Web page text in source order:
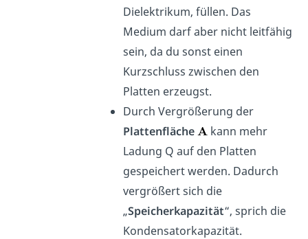
Dielektrikum, füllen. Das
Medium darf aber nicht leitfähig
sein, da du sonst einen
Kurzschluss zwischen den
Platten erzeugst.
Durch Vergrößerung der
Plattenfläche
kann mehr
Ladung Q auf den Platten
gespeichert werden. Dadurch
vergrößert sich die
„Speicherkapazität“, sprich die
Kondensatorkapazität.